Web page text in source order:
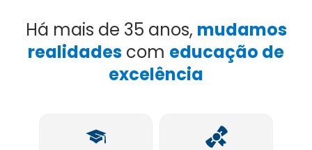
Há mais de 35 anos, mudamos
realidades com educação de
excelência